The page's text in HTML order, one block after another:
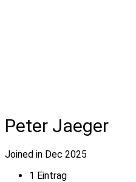
Peter Jaeger
Joined in Dec 2025
1 Eintrag